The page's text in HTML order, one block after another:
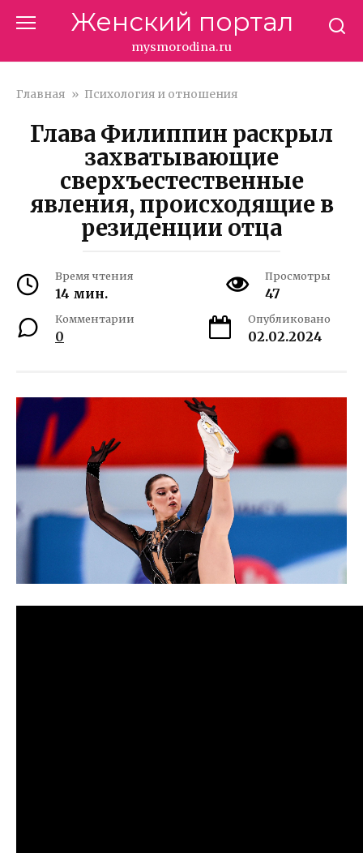
Женский портал
mysmorodina.ru
Главная » Психология и отношения
Глава Филиппин раскрыл
захватывающие
сверхъестественные
явления, происходящие в
резиденции отца
Время чтения
14 мин.
Просмотры
47
Комментарии
0
Опубликовано
02.02.2024